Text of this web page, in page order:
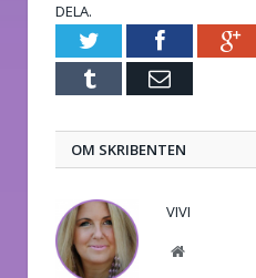
DELA.
TwitterFacebook
Tumblr E-
OM SKRIBENTEN
VIVI
Website